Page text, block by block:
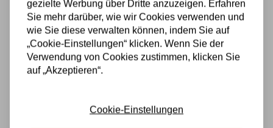
Stil: Tiffany / klassisch / Bleiglas
Eine kompakte und stimmungsvolle Tiffany-
Tischlampe, die mit ihrem warmen Licht und ihrer
handwerklichen Ausstrahlung jedem Raum mehr
Spezifikationen
gezielte Werbung über Dritte anzuzeigen. Erfahren
Sie mehr darüber, wie wir Cookies verwenden und
wie Sie diese verwalten können, indem Sie auf
„Cookie-Einstellungen“ klicken. Wenn Sie der
Verwendung von Cookies zustimmen, klicken Sie
auf „Akzeptieren“.
Cookie-Einstellungen